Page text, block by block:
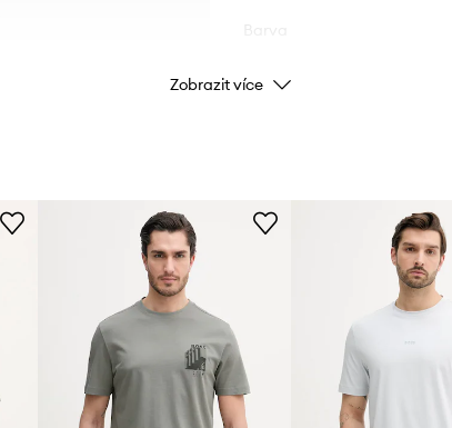
Značka
ID produktu
Zobrazit více